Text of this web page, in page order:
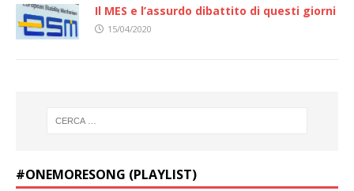
Il MES e l’assurdo dibattito di questi giorni
15/04/2020
#ONEMORESONG (PLAYLIST)